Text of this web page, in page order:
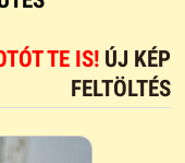
TE IS! ÚJ KÉP
FELTÖLTÉS